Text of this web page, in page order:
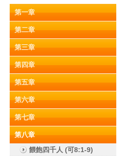
第一章
第二章
第三章
第四章
第五章
第六章
第七章
第八章
餵飽四千人 (可8:1-9)